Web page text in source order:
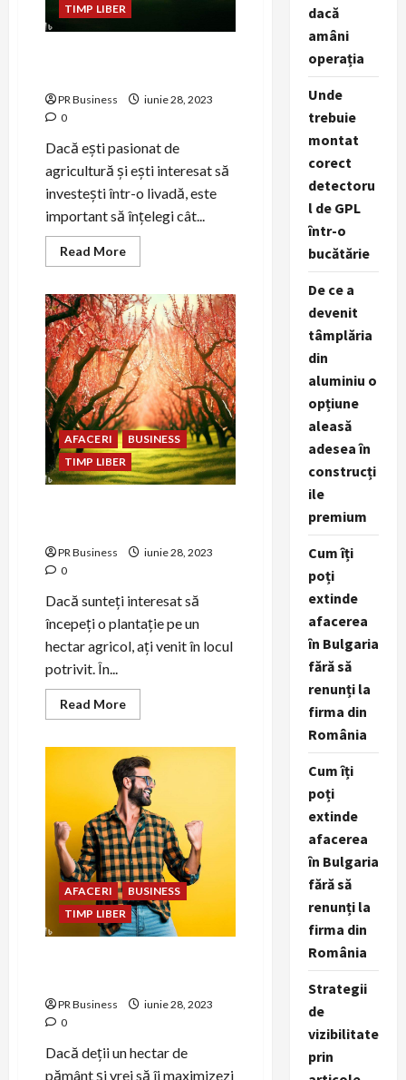
TIMP LIBER
PR Business
iunie 28, 2023
0
Dacă ești pasionat de
agricultură și ești interesat să
investești într-o livadă, este
important să înțelegi cât...
Read MoreRead
more
de
profitabilă
este
o
livadă
de
un
hectar?
AFACERI
BUSINESS
TIMP LIBER
PR Business
iunie 28, 2023
0
Dacă sunteți interesat să
începeți o plantație pe un
hectar agricol, ați venit în locul
potrivit. În...
Read MoreRead
more
pomi
să
plantez
pe
un
hectar
agricol?
AFACERI
BUSINESS
TIMP LIBER
PR Business
iunie 28, 2023
0
Dacă deții un hectar de
pământ și vrei să îi maximizezi
dacă
amâni
operația
Unde
trebuie
montat
corect
detectoru
l de GPL
într-o
bucătărie
De ce a
devenit
tâmplăria
din
aluminiu o
opțiune
aleasă
adesea în
construcți
ile
premium
Cum îți
poți
extinde
afacerea
în Bulgaria
fără să
renunți la
firma din
România
Cum îți
poți
extinde
afacerea
în Bulgaria
fără să
renunți la
firma din
România
Strategii
de
vizibilitate
prin